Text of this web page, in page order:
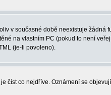
v současné době neexistuje
na vlastním PC (pokud to není
(je-li povoleno).
číst co nejdříve. Oznámení se